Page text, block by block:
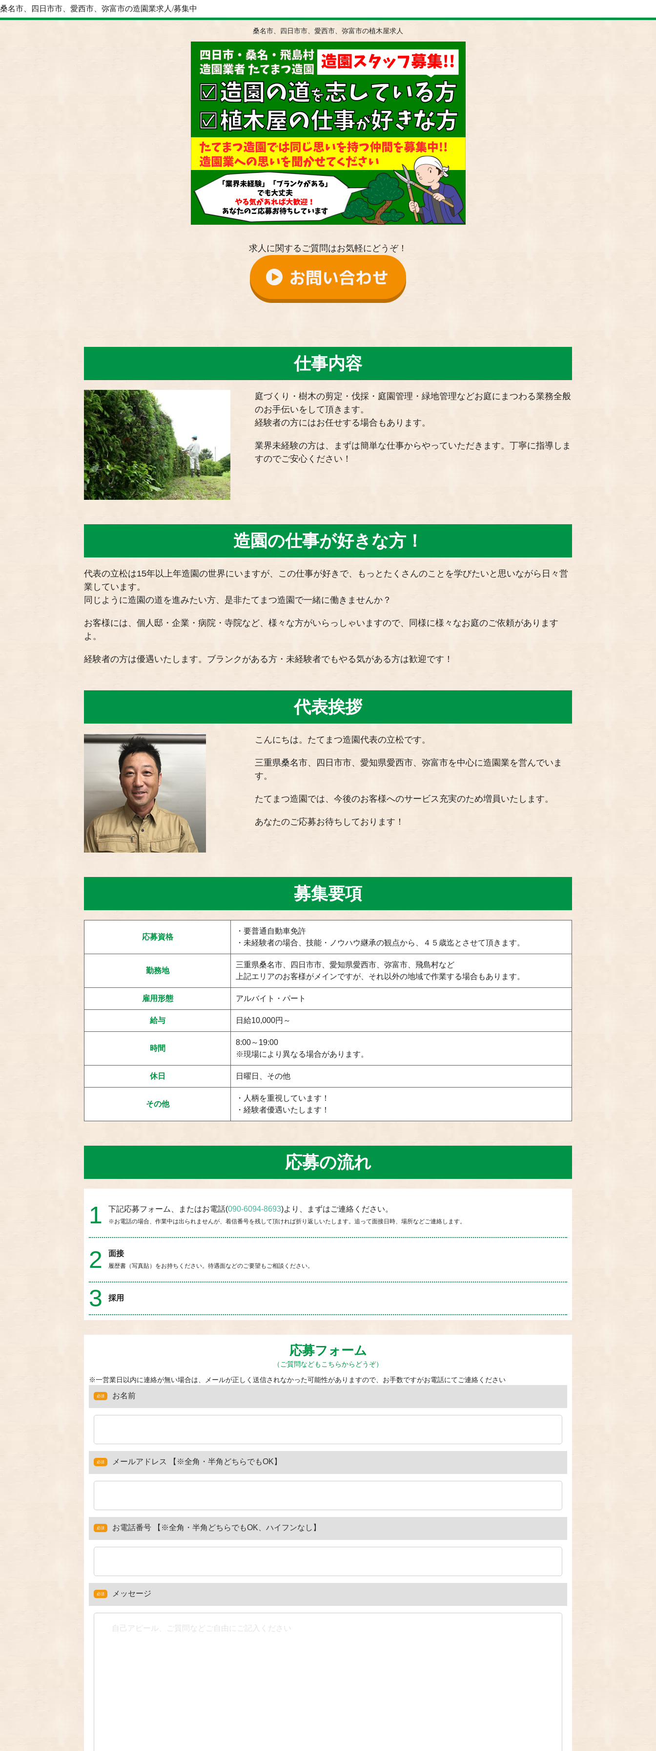
桑名市、四日市市、愛西市、弥富市の造園業求人/募集中
桑名市、四日市市、愛西市、弥富市の植木屋求人
求人に関するご質問はお気軽にどうぞ！
仕事内容
庭づくり・樹木の剪定・伐採・庭園管理・緑地管理などお庭にまつわる業務全般
のお手伝いをして頂きます。
経験者の方にはお任せする場合もあります。
業界未経験の方は、まずは簡単な仕事からやっていただきます。丁寧に指導しま
すのでご安心ください！
造園の仕事が好きな方！
代表の立松は15年以上年造園の世界にいますが、この仕事が好きで、もっとたくさんのことを学びたいと思いながら日々営
業しています。
同じように造園の道を進みたい方、是非たてまつ造園で一緒に働きませんか？
お客様には、個人邸・企業・病院・寺院など、様々な方がいらっしゃいますので、同様に様々なお庭のご依頼があります
よ。
経験者の方は優遇いたします。ブランクがある方・未経験者でもやる気がある方は歓迎です！
代表挨拶
こんにちは。たてまつ造園代表の立松です。
三重県桑名市、四日市市、愛知県愛西市、弥富市を中心に造園業を営んでいま
す。
たてまつ造園では、今後のお客様へのサービス充実のため増員いたします。
あなたのご応募お待ちしております！
募集要項
応募資格
・要普通自動車免許
・未経験者の場合、技能・ノウハウ継承の観点から、４５歳迄とさせて頂きます。
勤務地
三重県桑名市、四日市市、愛知県愛西市、弥富市、飛島村など
上記エリアのお客様がメインですが、それ以外の地域で作業する場合もあります。
雇用形態 アルバイト・パート
給与 日給10,000円～
時間
8:00～19:00
※現場により異なる場合があります。
休日 日曜日、その他
その他
・人柄を重視しています！
・経験者優遇いたします！
応募の流れ
1 下記応募フォーム、またはお電話(090-6094-8693)より、まずはご連絡ください。
※お電話の場合、作業中は出られませんが、着信番号を残して頂ければ折り返しいたします。追って面接日時、場所などご連絡します。
2 面接
履歴書（写真貼）をお持ちください。待遇面などのご要望もご相談ください。
3 採用
応募フォーム
（ご質問などもこちらからどうぞ）
※一営業日以内に連絡が無い場合は、メールが正しく送信されなかった可能性がありますので、お手数ですがお電話にてご連絡ください
必須 お名前
必須 メールアドレス 【※全角・半角どちらでもOK】
必須 お電話番号 【※全角・半角どちらでもOK、ハイフンなし】
必須 メッセージ